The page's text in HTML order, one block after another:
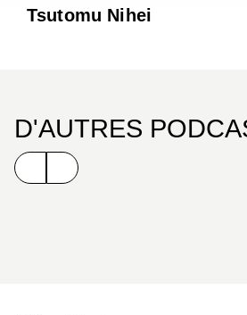
Tsutomu Nihei
D'AUTRES